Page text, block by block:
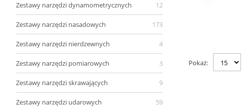
Pokaż
Zestawy narzędzi dynamometrycznych 12
Zestawy narzędzi nasadowych 173
Zestawy narzędzi nierdzewnych 4
Zestawy narzędzi pomiarowych 3
Zestawy narzędzi skrawających 9
Zestawy narzędzi udarowych 59